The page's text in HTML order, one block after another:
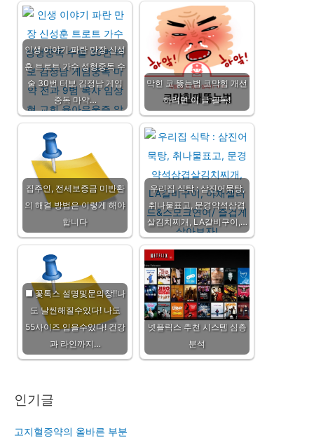
인생 이야기 파란 만장 신성
훈 트로트 가수 성형중독 수
술 30번 터보 김정남 게임
중독 마약…
막힌 코 뚫는법 코막힘 개선
하려면 이 글 필독!
집주인, 전세보증금 미반환
의 해결 방법은 이렇게 해야
합니다
우리집 식탁 : 삼진어묵탕,
취나물표고, 문경약석삼겹
살김치찌개, LA갈비구이,…
■ 꽃톡스 설명및문의창!!나
도 날씬해질수있다! 나도
55사이즈 입을수있다! 건강
과 라인까지…
넷플릭스 추천 시스템 심층
분석
인기글
고지혈증약의 올바른 부분